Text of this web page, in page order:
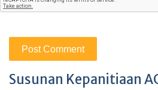
Susunan Kepanitiaan